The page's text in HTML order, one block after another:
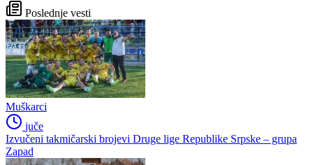
Poslednje vesti
Muškarci
juče
Izvučeni takmičarski brojevi Druge lige Republike Srpske – grupa
Zapad